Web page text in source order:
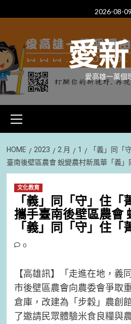
to
2026-08-09
愛
愛高雄一萬個
Menu
HOME 2023 2 月 1
「義」同「
臺南後壁區農會 蛻變農村新風華「義
文化教育
「義」同「守」住「
攜手臺南後壁區農會
「義」同「守」住「
0
【高雄訊】「走進在地，義
市後壁區農會向農委會爭取
倉庫，改建為「步穀」農創
了邀請民眾體驗米食良糧與